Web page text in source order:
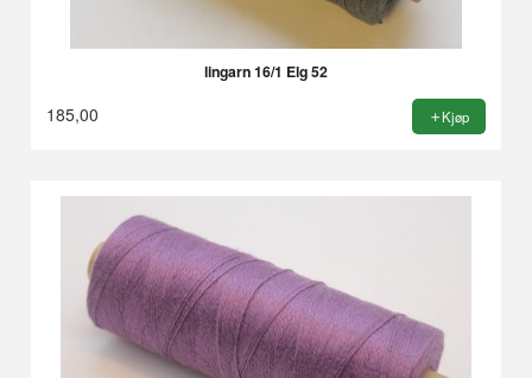
lingarn 16/1 Elg 52
185,00 Kjøp